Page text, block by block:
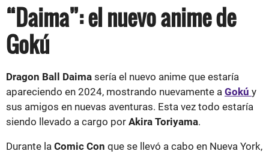
“Daima”: el nuevo anime de
Gokú
Dragon Ball Daima sería el nuevo anime que estaría
apareciendo en 2024, mostrando nuevamente a Gokú y
sus amigos en nuevas aventuras. Esta vez todo estaría
siendo llevado a cargo por Akira Toriyama.
Durante la Comic Con que se llevó a cabo en Nueva York,